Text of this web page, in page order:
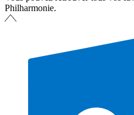
Philharmonie.